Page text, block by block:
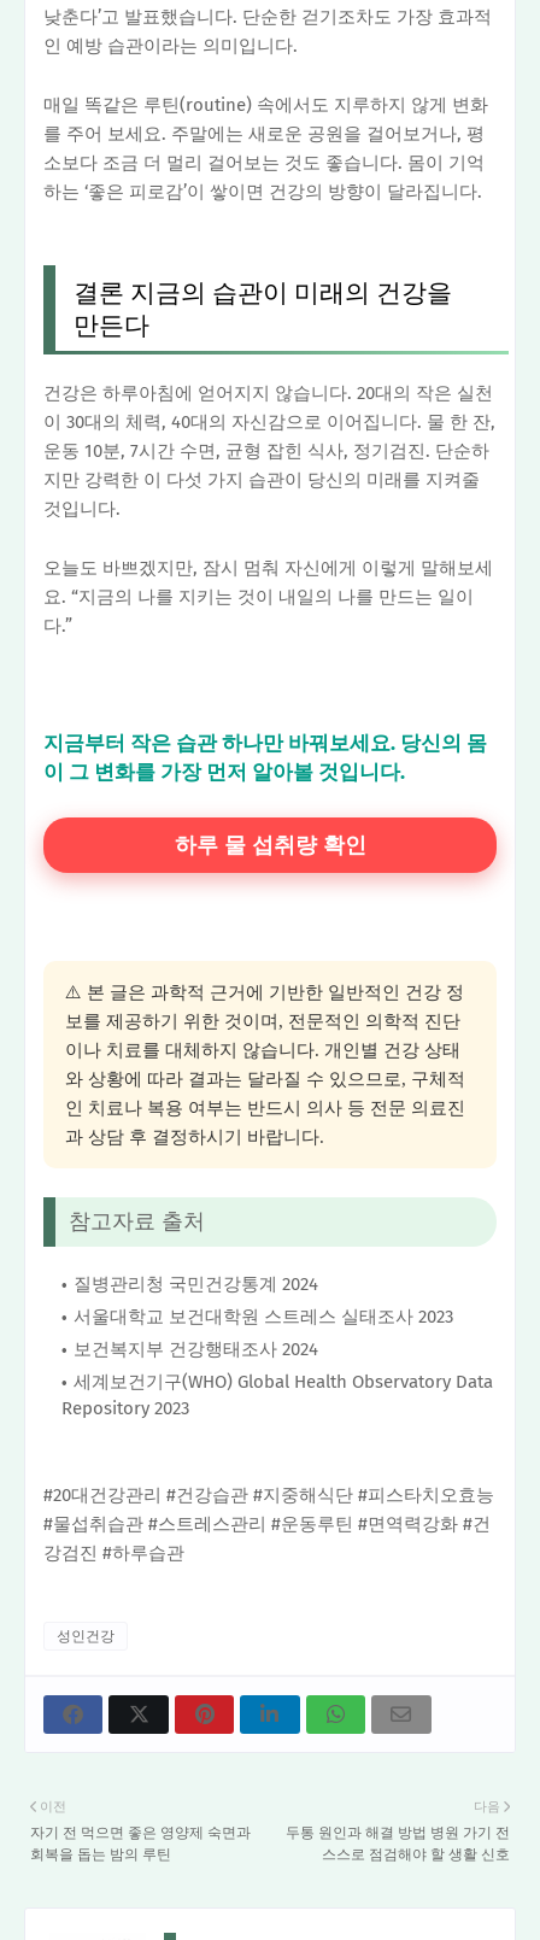
낮춘다’고 발표했습니다. 단순한 걷기조차도 가장 효과적
인 예방 습관이라는 의미입니다.
매일 똑같은 루틴(routine) 속에서도 지루하지 않게 변화
를 주어 보세요. 주말에는 새로운 공원을 걸어보거나, 평
소보다 조금 더 멀리 걸어보는 것도 좋습니다. 몸이 기억
하는 ‘좋은 피로감’이 쌓이면 건강의 방향이 달라집니다.
결론 지금의 습관이 미래의 건강을
만든다
건강은 하루아침에 얻어지지 않습니다. 20대의 작은 실천
이 30대의 체력, 40대의 자신감으로 이어집니다. 물 한 잔,
운동 10분, 7시간 수면, 균형 잡힌 식사, 정기검진. 단순하
지만 강력한 이 다섯 가지 습관이 당신의 미래를 지켜줄
것입니다.
오늘도 바쁘겠지만, 잠시 멈춰 자신에게 이렇게 말해보세
요. “지금의 나를 지키는 것이 내일의 나를 만드는 일이
다.”
지금부터 작은 습관 하나만 바꿔보세요. 당신의 몸
이 그 변화를 가장 먼저 알아볼 것입니다.
하루 물 섭취량 확인
⚠️ 본 글은 과학적 근거에 기반한 일반적인 건강 정
보를 제공하기 위한 것이며, 전문적인 의학적 진단
이나 치료를 대체하지 않습니다. 개인별 건강 상태
와 상황에 따라 결과는 달라질 수 있으므로, 구체적
인 치료나 복용 여부는 반드시 의사 등 전문 의료진
과 상담 후 결정하시기 바랍니다.
참고자료 출처
질병관리청 국민건강통계 2024
서울대학교 보건대학원 스트레스 실태조사 2023
보건복지부 건강행태조사 2024
세계보건기구(WHO) Global Health Observatory Data
Repository 2023
#20대건강관리 #건강습관 #지중해식단 #피스타치오효능
#물섭취습관 #스트레스관리 #운동루틴 #면역력강화 #건
강검진 #하루습관
성인건강
다음
두통 원인과 해결 방법 병원 가기 전
스스로 점검해야 할 생활 신호
이전
자기 전 먹으면 좋은 영양제 숙면과
회복을 돕는 밤의 루틴